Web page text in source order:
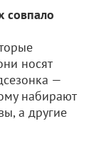
совпало
носят
—
набирают
а другие